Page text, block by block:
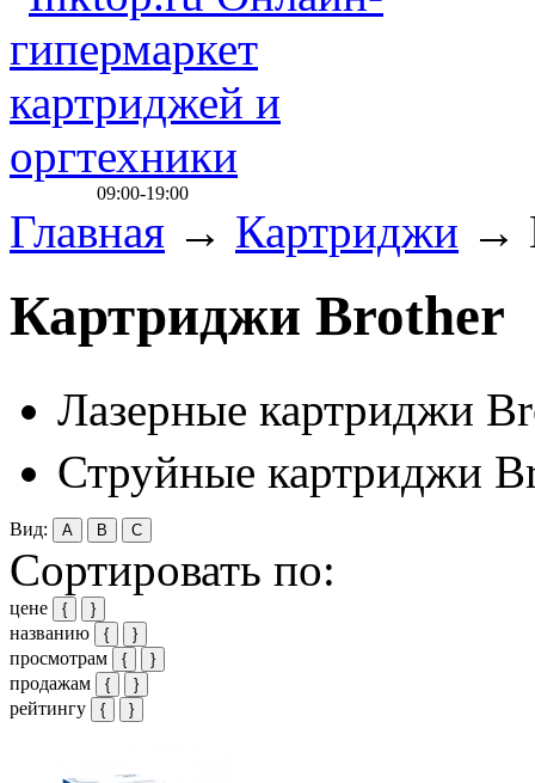
09:00-19:00
Главная → Картриджи →
Картриджи Brother
Лазерные картриджи
Струйные картриджи
Вид: A B C
Сортировать по:
цене { }
названию { }
просмотрам { }
продажам { }
рейтингу { }